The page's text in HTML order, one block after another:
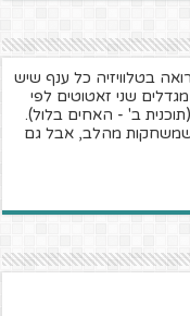
בטלוויזיה כל ענף שיש
שני זאטוטים לפי
ב' - האחים בלול).
שמשחקות מהלב, אבל גם